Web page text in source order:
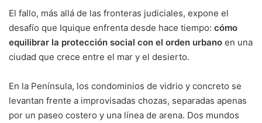
El fallo, más allá de las fronteras judiciales, expone el
desafío que Iquique enfrenta desde hace tiempo: cómo
equilibrar la protección social con el orden urbano en una
ciudad que crece entre el mar y el desierto.
En la Península, los condominios de vidrio y concreto se
levantan frente a improvisadas chozas, separadas apenas
por un paseo costero y una línea de arena. Dos mundos